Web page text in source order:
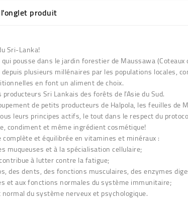
produit
Sri-Lanka!
pousse dans le jardin forestier de Maussawa
plusieurs millénaires par les populations locales,
en font un aliment de choix.
Sri Lankais des forêts de l’Asie du Sud.
de petits producteurs de Halpola, les feuilles
leurs principes actifs, le tout dans le respect du
condiment et même ingrédient cosmétique!
et équilibrée en vitamines et minéraux :
muqueuses et à la spécialisation cellulaire;
à lutter contre la fatigue;
des dents, des fonctions musculaires, des enzymes
et aux fonctions normales du système immunitaire;
du système nerveux et psychologique.